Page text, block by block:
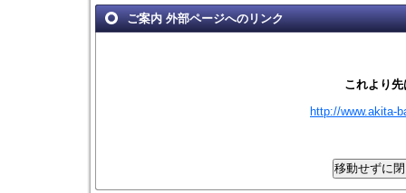
ご案内 外部ページへのリンク
これより
http://www.akita-